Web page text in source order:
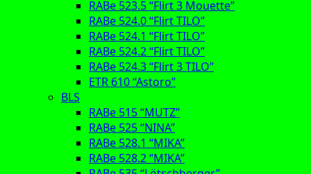
RABe 523.5 “Flirt 3 Mouette”
RABe 524.0 “Flirt TILO”
RABe 524.1 “Flirt TILO”
RABe 524.2 “Flirt TILO”
RABe 524.3 “Flirt 3 TILO”
ETR 610 “Astoro”
BLS
RABe 515 “MUTZ”
RABe 525 “NINA”
RABe 528.1 “MIKA”
RABe 528.2 “MIKA”